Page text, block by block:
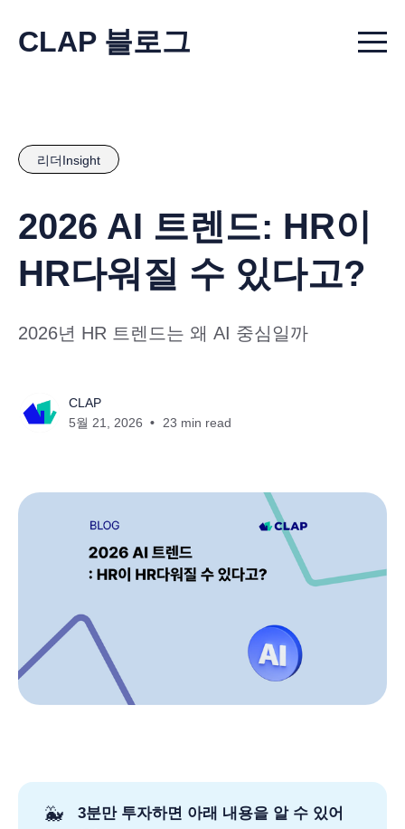
CLAP 블로그 Menu
리더Insight
2026 AI 트렌드: HR이
HR다워질 수 있다고?
2026년 HR 트렌드는 왜 AI 중심일까
CLAP
5월 21, 2026
23 min read
🐳
3분만 투자하면 아래 내용을 알 수 있어